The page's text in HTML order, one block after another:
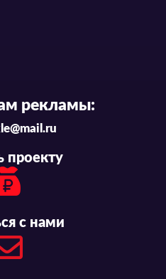
рекламы:
проекту
с нами